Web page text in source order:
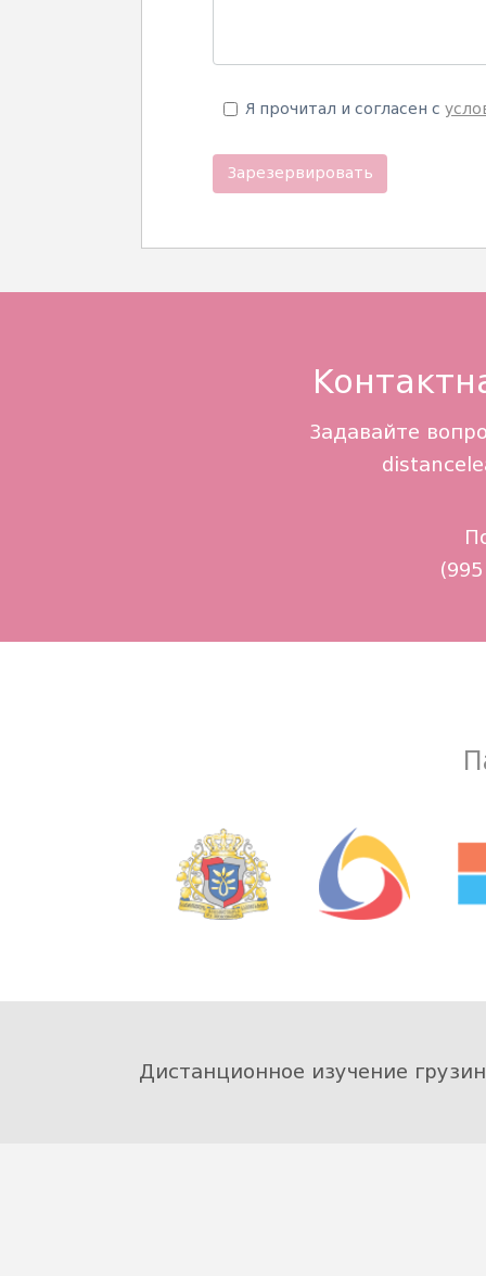
Я прочитал и согласен с
Задавайте
Дистанционное изучение